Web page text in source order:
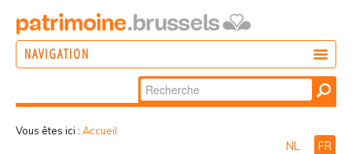
NAVIGATION
Chercher par
Recherche
Vous êtes ici : Accueil
NL FR